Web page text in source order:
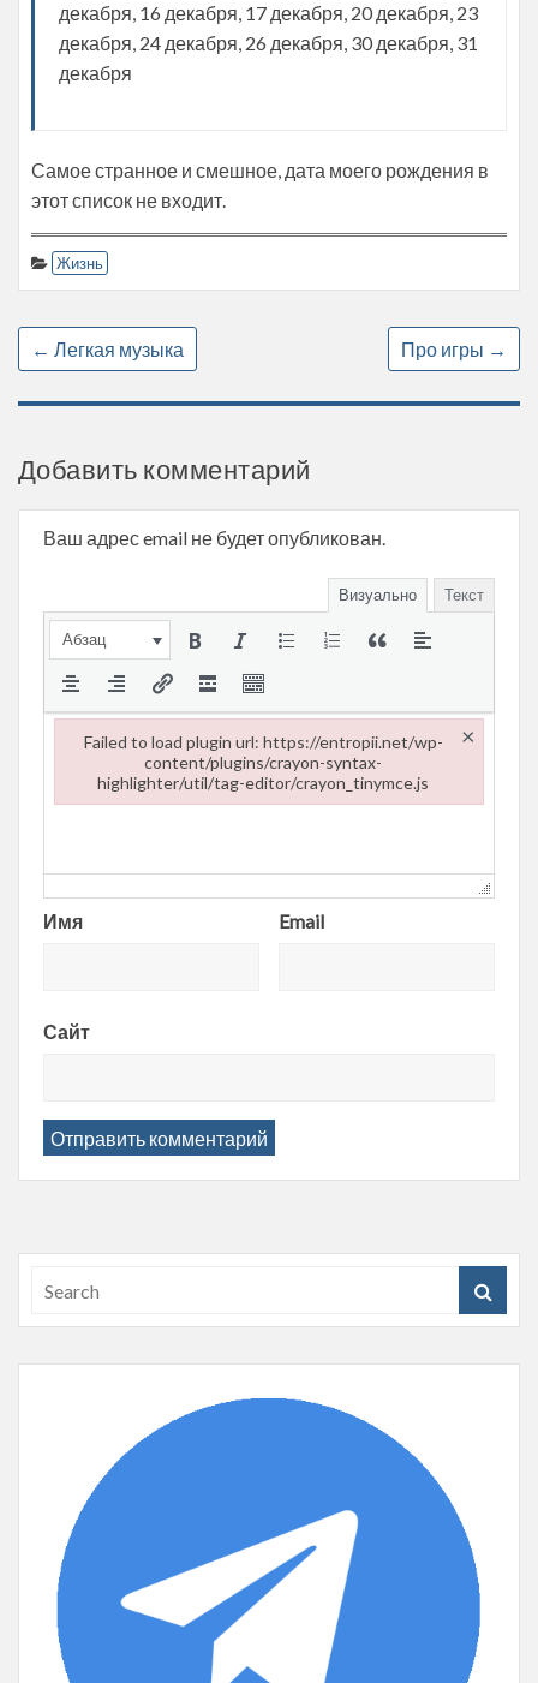
декабря, 16 декабря, 17 декабря, 20 декабря, 23
декабря, 24 декабря, 26 декабря, 30 декабря, 31
декабря
Самое странное и смешное, дата моего рождения в
этот список не входит.
Жизнь
← Легкая музыка Про игры →
Добавить комментарий
Ваш адрес email не будет опубликован.
Визуально Текст
Абзац
Имя Email
Сайт
Failed to load plugin url: https://entropii.net/wp-
content/plugins/crayon-syntax-
highlighter/util/tag-editor/crayon_tinymce.js
×
Failed to load plugin url: https://entropii.net/wp-content/